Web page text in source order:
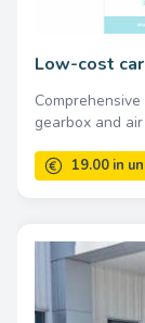
Low-cost
gearbox and air